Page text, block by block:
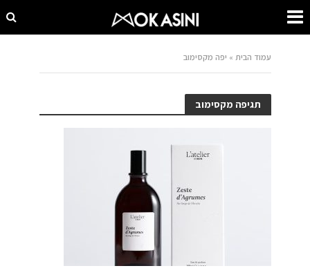
עמוד הבית » יפה מקסימוב
תגיפה מקסימוב